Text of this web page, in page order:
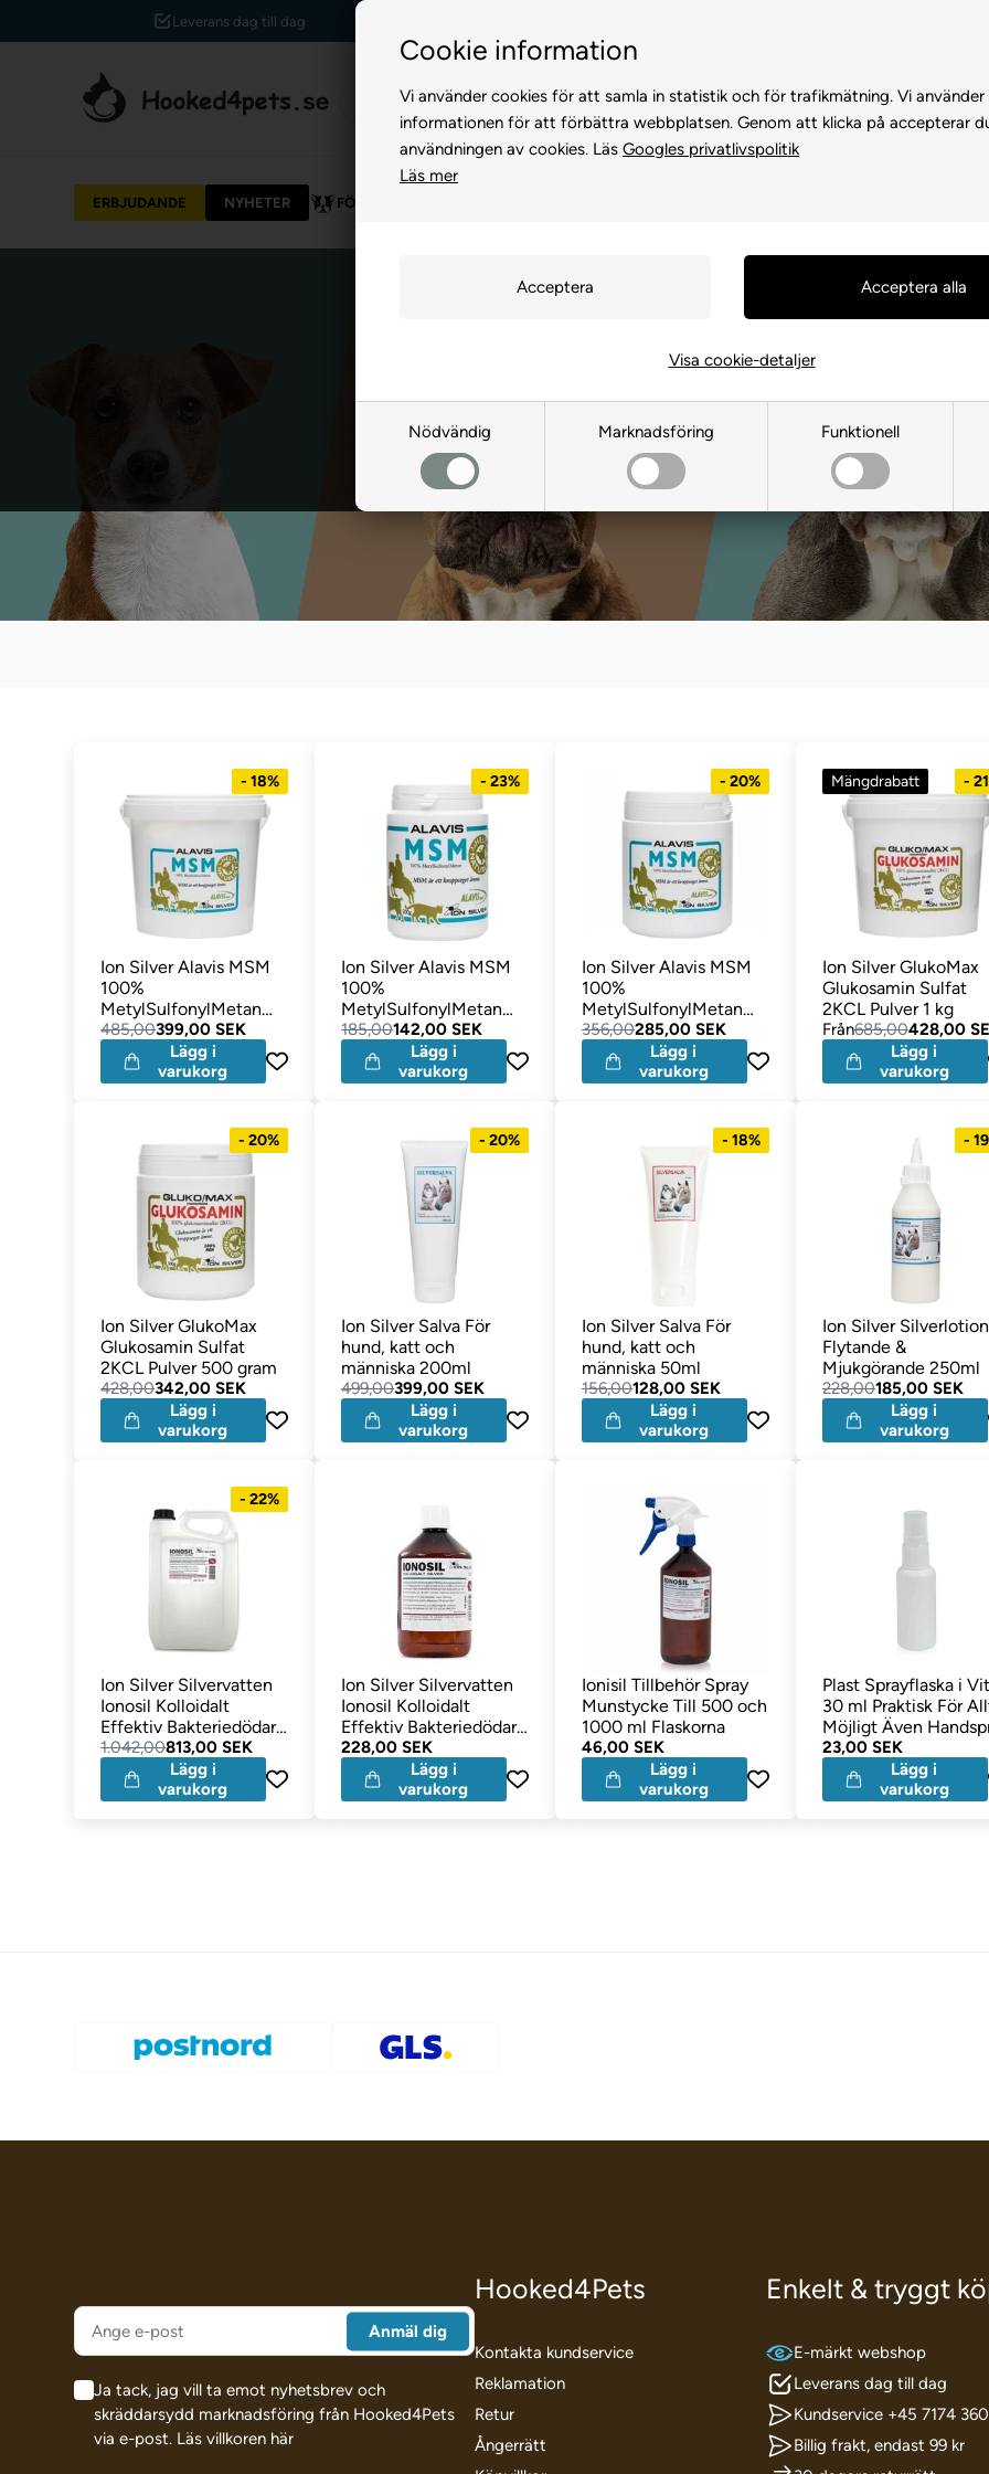
Cookie information
Vi använder cookies för att samla in statistik och för trafikmätning. Vi använder
informationen för att förbättra webbplatsen. Genom att klicka på accepterar
användningen av cookies. Läs Googles privatlivspolitik
Läs mer
Nödvändig Marknadsföring Funktionell
Visa cookie-detaljer
Leverans dag till dag
ERBJUDANDE NYHETER FÖR HUND
Ion Silver
Framsida Ion Silver
- 18%
Ion Silver Alavis MSM
100%
MetylSulfonylMetan
Pulver 1 kg
485,00399,00 SEK
Lägg i
varukorg
- 23%
Ion Silver Alavis MSM
100%
MetylSulfonylMetan
Pulver 200 gram
185,00142,00 SEK
Lägg i
varukorg
- 20%
Ion Silver Alavis MSM
100%
MetylSulfonylMetan
Pulver 500 gram
356,00285,00 SEK
Lägg i
varukorg
Mängdrabatt -
Ion Silver GlukoMax
Glukosamin Sulfat
2KCL Pulver 1 kg
Från685,00428,00
Lägg i
varukorg
- 20%
Ion Silver GlukoMax
Glukosamin Sulfat
2KCL Pulver 500 gram
428,00342,00 SEK
Lägg i
varukorg
- 20%
Ion Silver Salva För
hund, katt och
människa 200ml
499,00399,00 SEK
Lägg i
varukorg
- 18%
Ion Silver Salva För
hund, katt och
människa 50ml
156,00128,00 SEK
Lägg i
varukorg
-
Ion Silver Silverlotion
Flytande &
Mjukgörande 250ml
228,00185,00 SEK
Lägg i
varukorg
- 22%
Ion Silver Silvervatten
Ionosil Kolloidalt
Effektiv Bakteriedödare
5 liter
1.042,00813,00 SEK
Lägg i
varukorg
Ion Silver Silvervatten
Ionosil Kolloidalt
Effektiv Bakteriedödare
500 ml
228,00 SEK
Lägg i
varukorg
Ionisil Tillbehör Spray
Munstycke Till 500 och
1000 ml Flaskorna
46,00 SEK
Lägg i
varukorg
Plast Sprayflaska i Vit
30 ml Praktisk För
Möjligt Även
23,00 SEK
Lägg i
varukorg
Ja tack, jag vill ta emot nyhetsbrev och
skräddarsydd marknadsföring från Hooked4Pets
via e-post. Läs villkoren här
Hooked4Pets
Kontakta kundservice
Reklamation
Retur
Ångerrätt
Enkelt & tryggt
E-märkt webshop
Leverans dag till dag
Kundservice +45 7174
Billig frakt, endast 99 kr